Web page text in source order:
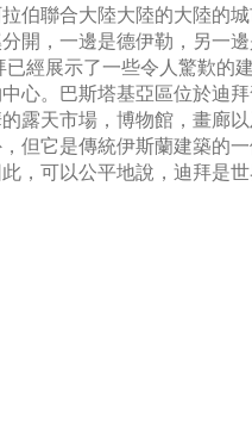
伯聯合大陸大陸的大陸的
開，一邊是德伊勒，另一
已經展示了一些令人驚歎的
心。巴斯塔基亞區位於迪
露天市場，博物館，畫廊
但它是傳統伊斯蘭建築的
，可以公平地說，迪拜是